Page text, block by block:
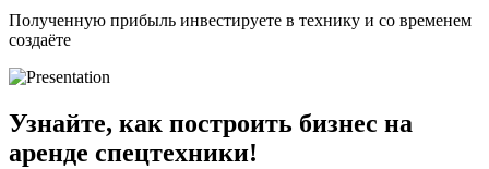
Полученную прибыль инвестируете в технику и со временем
создаёте
Узнайте, как построить бизнес на
аренде спецтехники!